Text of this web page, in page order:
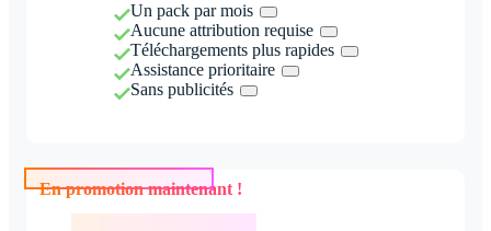
Un pack par mois
Aucune attribution requise
Téléchargements plus rapides
Assistance prioritaire
Sans publicités
En promotion maintenant !